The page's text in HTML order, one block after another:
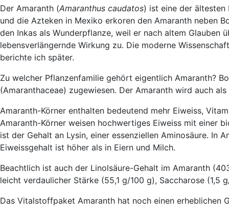
Der Amaranth (Amaranthus caudatos) ist eine der ältesten
und die Azteken in Mexiko erkoren den Amaranth neben
den Inkas als Wunderpflanze, weil er nach altem Glauben
lebensverlängernde Wirkung zu. Die moderne
berichte ich später.
Zu welcher Pflanzenfamilie gehört eigentlich Amaranth?
(Amaranthaceae) zugewiesen. Der Amaranth wird auch als
Amaranth-Körner enthalten bedeutend mehr Eiweiss,
Amaranth-Körner weisen hochwertiges Eiweiss mit einer
ist der Gehalt an Lysin, einer essenziellen Aminosäure. In
Eiweissgehalt ist höher als in Eiern und Milch.
Beachtlich ist auch der Linolsäure-Gehalt im Amaranth
leicht verdaulicher Stärke (55,1 g/100 g), Saccharose
Das Vitalstoffpaket Amaranth hat noch einen erheblichen